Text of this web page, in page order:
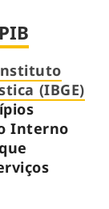
(IBGE)
Interno